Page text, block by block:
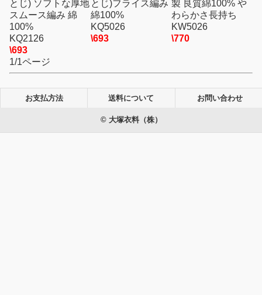
とじ) ソフトな厚地
スムース編み 綿
100%
KQ2126
\693
とじ)フライス編み
綿100%
KQ5026
\693
製 良質綿100% や
わらかさ長持ち
KW5026
\770
1/1ページ
お支払方法 送料について お問い合わせ
© 大塚衣料（株）